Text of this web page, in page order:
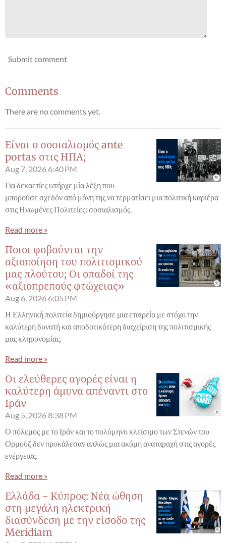
Submit comment
Comments
There are no comments yet.
Είναι ο σοσιαλισμός ante
portas στις ΗΠΑ;
Aug 7, 2026 6:40 PM
Για δεκαετίες υπήρχε μία λέξη που
μπορούσε σχεδόν από μόνη της να τερματίσει μια πολιτική καριέρα
στις Ηνωμένες Πολιτείες: σοσιαλισμός.
Read more »
Ποιοι φοβούνται την
αξιοποίηση του πολιτισμικού
μας πλούτου; Οι οπαδοί της
«αξιοπρεπούς φτώχειας»
Aug 6, 2026 6:05 PM
Η Ελληνική πολιτεία δημιούργησε μια εταιρεία με στόχο την
καλύτερη δυνατή και αποδοτικότερη διαχείριση της πολιτισμικής
μας κληρονομίας.
Read more »
Οι ελεύθερες αγορές είναι η
καλύτερη άμυνα απέναντι στο
Ιράν
Aug 5, 2026 8:38 PM
Ο πόλεμος με το Ιράν και το πολύμηνο κλείσιμο των Στενών του
Ορμούζ δεν προκάλεσαν απλώς μια ακόμη αναταραχή στις αγορές
ενέργειας.
Read more »
Ελλάδα - Κύπρος: Νέα ώθηση
στη μεγάλη ηλεκτρική
διασύνδεση με την είσοδο της
Meridiam